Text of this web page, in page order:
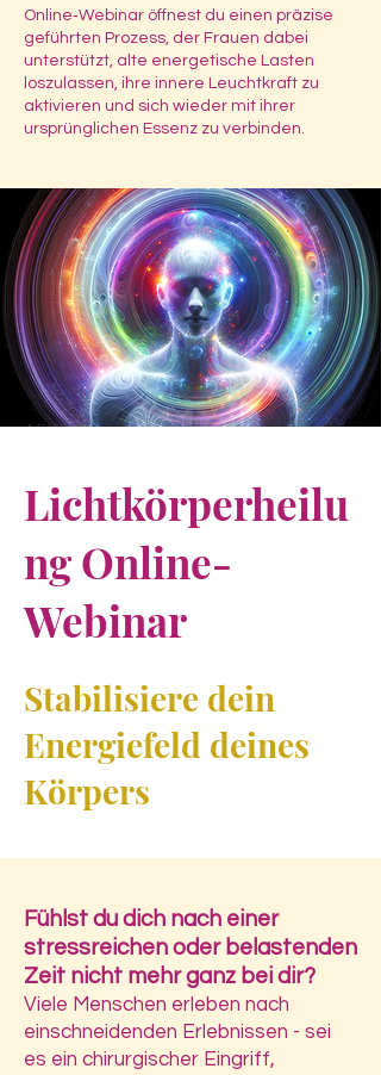
Online‑Webinar öffnest du einen präzise
geführten Prozess, der Frauen dabei
unterstützt, alte energetische Lasten
loszulassen, ihre innere Leuchtkraft zu
aktivieren und sich wieder mit ihrer
ursprünglichen Essenz zu verbinden.
Lichtkörperheilu
ng Online-
Webinar
Stabilisiere dein
Energiefeld deines
Körpers
Fühlst du dich nach einer
stressreichen oder belastenden
Zeit nicht mehr ganz bei dir?
Viele Menschen erleben nach
einschneidenden Erlebnissen - sei
es ein chirurgischer Eingriff,